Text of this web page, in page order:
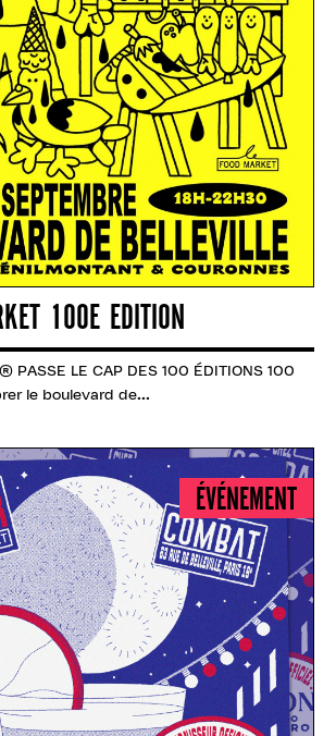
100E EDITION
PASSE LE CAP DES 100 ÉDITIONS 100
le boulevard de...
ÉVÉNEMENT